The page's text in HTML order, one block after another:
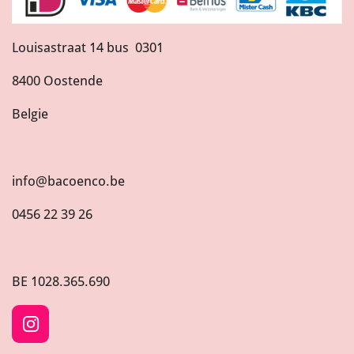
Louisastraat 14 bus 0301
8400 Oostende
Belgie
info@bacoenco.be
0456 22 39 26
BE 1028.365.690
I
n